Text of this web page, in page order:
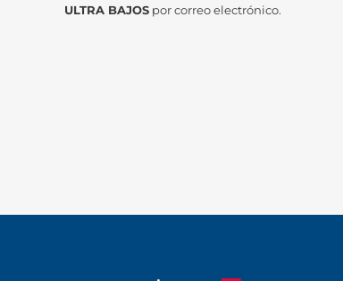
ULTRA BAJOSpor correo electrónico.